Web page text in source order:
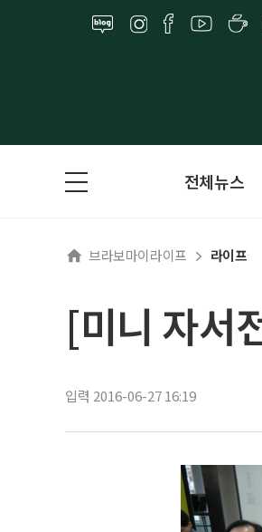
전체뉴스
브라보마이라이프 라이프
[미니 자서
입력 2016-06-27 16:19